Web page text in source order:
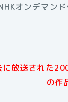
オンデマン
に放送された
の作